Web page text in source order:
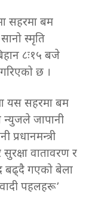
सहरमा बम
स्मृति
८ः१५ बजे
छ ।
यस सहरमा बम
न्युजले जापानी
वातावरण र
बढ्दै गएको बेला
पहलहरू’